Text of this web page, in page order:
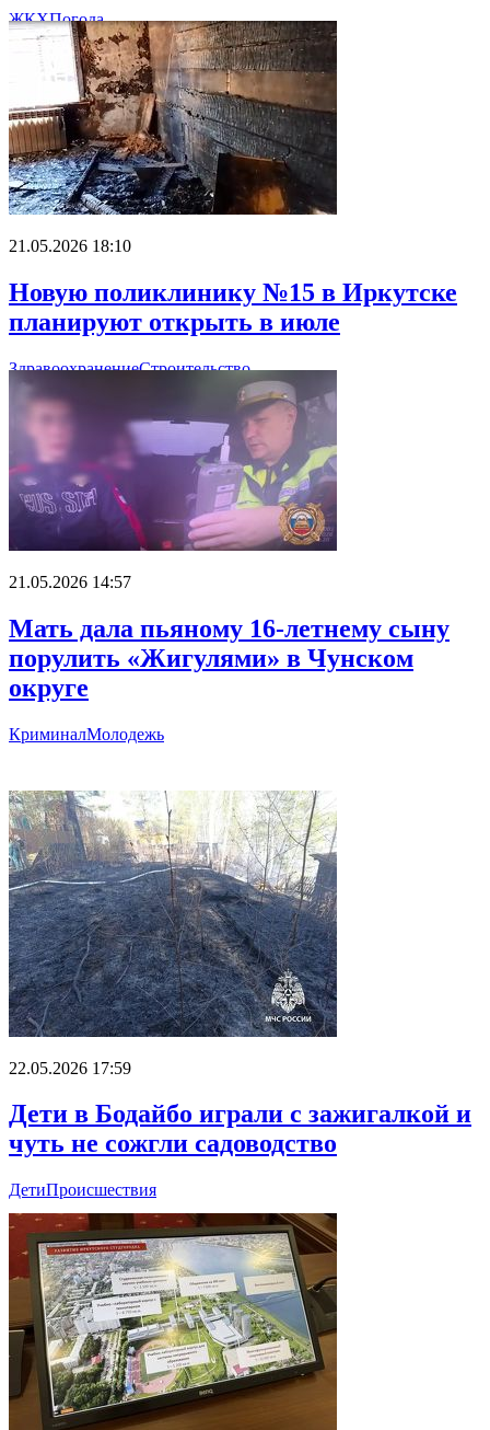
ЖКХПогода
21.05.2026 18:10
Новую поликлинику №15 в Иркутске
планируют открыть в июле
ЗдравоохранениеСтроительство
21.05.2026 14:57
Мать дала пьяному 16-летнему сыну
порулить «Жигулями» в Чунском
округе
КриминалМолодежь
22.05.2026 17:59
Дети в Бодайбо играли с зажигалкой и
чуть не сожгли садоводство
ДетиПроисшествия